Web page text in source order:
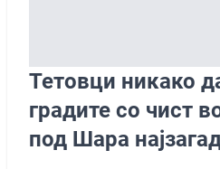
Тетовци никако
градите со чист
под Шара